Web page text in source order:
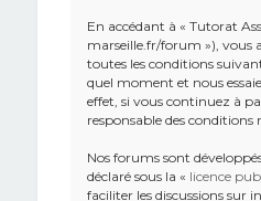
En accédant à « Tutorat
marseille.fr/forum »), vous
toutes les conditions
quel moment et nous
effet, si vous continuez à
responsable des conditions
Nos forums sont
déclaré sous la « licence
faciliter les discussions sur